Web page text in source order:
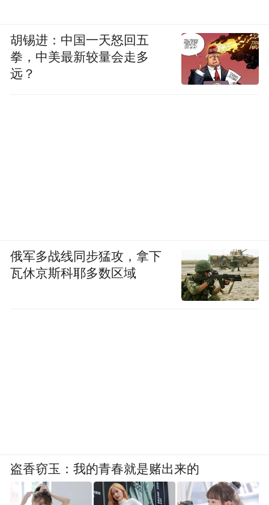
胡锡进：中国一天怒回五
拳，中美最新较量会走多
远？
俄军多战线同步猛攻，拿下
瓦休京斯科耶多数区域
盗香窃玉：我的青春就是赌出来的